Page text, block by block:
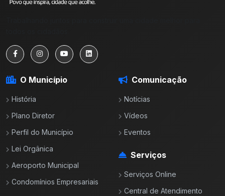
O Município
História
Plano Diretor
Perfil do Município
Lei Orgânica
Aeroporto Municipal
Condomínios Empresariais
Comunicação
Notícias
Vídeos
Eventos
Serviços
Serviços Online
Central de Atendimento